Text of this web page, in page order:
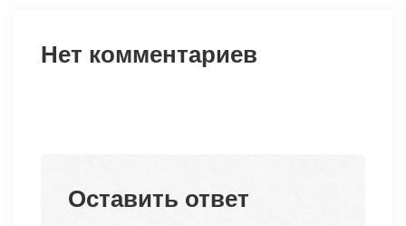
Нет комментариев
Оставить ответ